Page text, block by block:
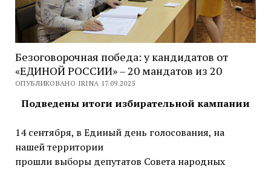
Безоговорочная победа: у кандидатов от
«ЕДИНОЙ РОССИИ» – 20 мандатов из 20
ОПУБЛИКОВАНО IRINA 17.09.2025
Подведены итоги избирательной кампании
14 сентября, в Единый день голосования, на
нашей территории
прошли выборы депутатов Совета народных